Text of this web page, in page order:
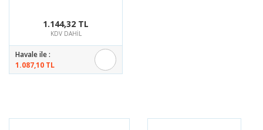
1.144,32 TL
KDV DAHİL
Havale ile :
1.087,10 TL